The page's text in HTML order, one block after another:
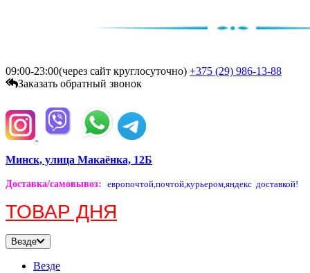
09:00-23:00(через сайт круглосуточно) +375 (29) 986-13-88
Заказать обратный звонок
Минск, улица Макаёнка, 12Б
Доставка/самовывоз: европочтой,почтой,курьером,яндекс доставкой!
ТОВАР ДНЯ
Везде
Везде